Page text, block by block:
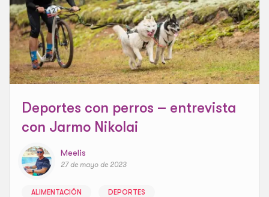
Deportes con perros – entrevista
con Jarmo Nikolai
Meelis
27 de mayo de 2023
ALIMENTACIÓN DEPORTES